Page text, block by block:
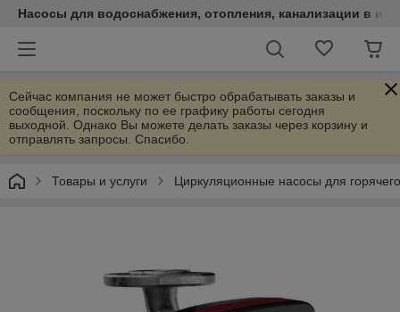
Насосы для водоснабжения, отопления, канализации в
Сейчас компания не может быстро обрабатывать заказы и
сообщения, поскольку по ее графику работы сегодня
выходной. Однако Вы можете делать заказы через корзину и
отправлять запросы. Спасибо.
Товары и услуги Циркуляционные насосы для